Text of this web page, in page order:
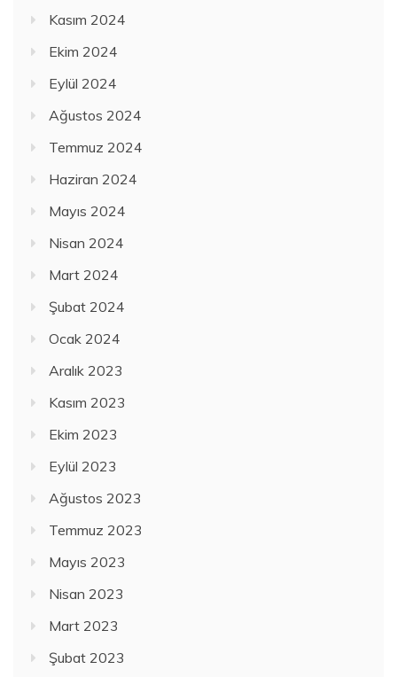
Kasım 2024
Ekim 2024
Eylül 2024
Ağustos 2024
Temmuz 2024
Haziran 2024
Mayıs 2024
Nisan 2024
Mart 2024
Şubat 2024
Ocak 2024
Aralık 2023
Kasım 2023
Ekim 2023
Eylül 2023
Ağustos 2023
Temmuz 2023
Mayıs 2023
Nisan 2023
Mart 2023
Şubat 2023